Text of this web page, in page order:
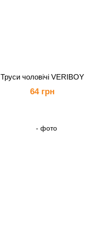
Труси чоловічі VERIBOY
64 грн